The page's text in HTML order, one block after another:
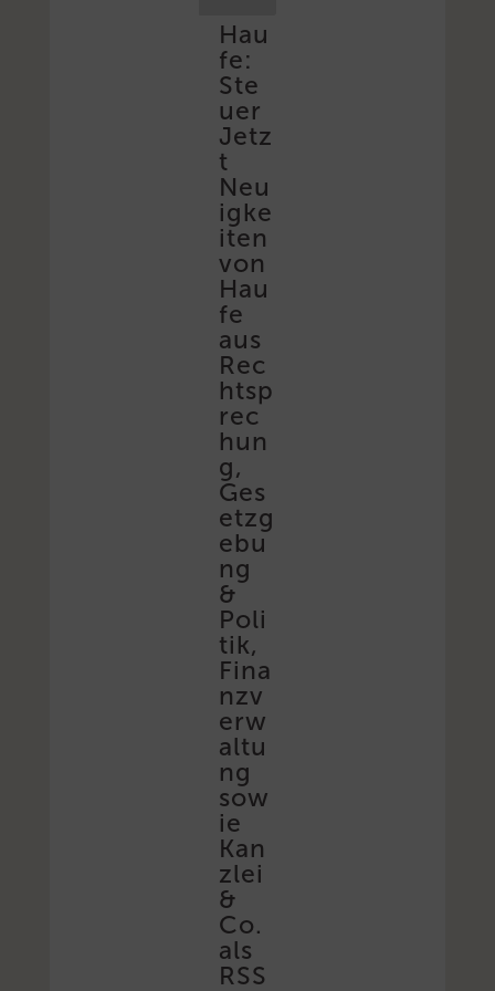
Hau
fe:
Ste
uer
Jetz
t
Neu
igke
iten
von
Hau
fe
aus
Rec
htsp
rec
hun
g,
Ges
etzg
ebu
ng
&
Poli
tik,
Fina
nzv
erw
altu
ng
sow
ie
Kan
zlei
&
Co.
als
RSS